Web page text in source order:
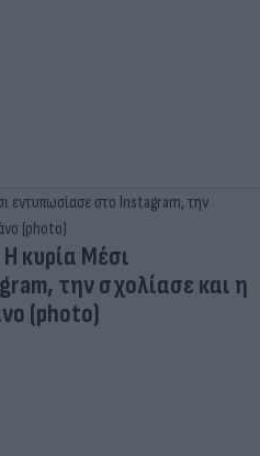
κυρία Μέσι
την σχολίασε και η
(photo)